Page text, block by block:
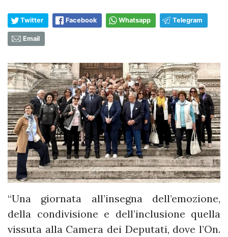
Twitter Facebook Whatsapp Telegram
Email
“Una giornata all’insegna dell’emozione,
della condivisione e dell’inclusione quella
vissuta alla Camera dei Deputati, dove l’On.